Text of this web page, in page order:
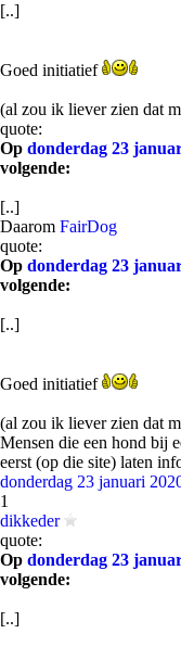
[..]
Goed initiatief
(al zou ik liever zien dat
quote:
Op donderdag 23
volgende:
[..]
Daarom FairDog
quote:
Op donderdag 23
volgende:
[..]
Goed initiatief
(al zou ik liever zien dat
Mensen die een hond bij
eerst (op die site) laten
donderdag 23 januari
1
dikkeder
quote:
Op donderdag 23
volgende:
[..]